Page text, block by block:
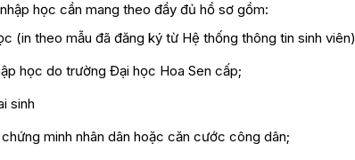
học cần mang theo đầy đủ hồ sơ gồm:
(in theo mẫu đã đăng ký từ Hệ thống thông tin sinh viên)
học do trường Đại học Hoa Sen cấp;
sinh
minh nhân dân hoặc căn cước công dân;